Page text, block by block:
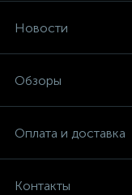
Новости
Обзоры
Оплата и доставка
Контакты